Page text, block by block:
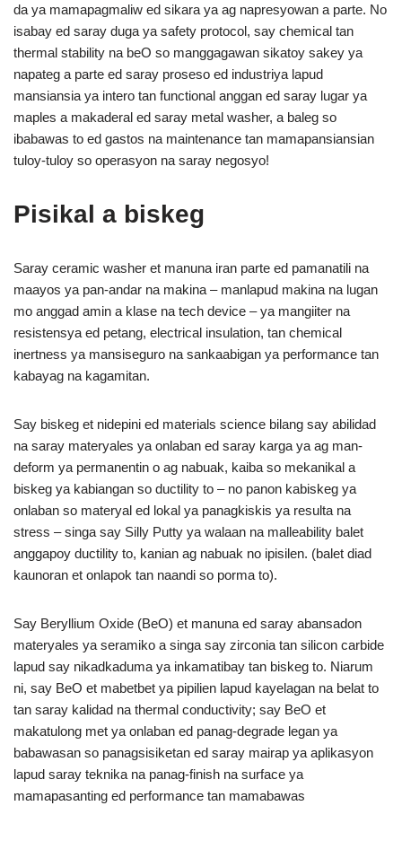
da ya mamapagmaliw ed sikara ya ag napresyowan a parte. No
isabay ed saray duga ya safety protocol, say chemical tan
thermal stability na beO so manggagawan sikatoy sakey ya
napateg a parte ed saray proseso ed industriya lapud
mansiansia ya intero tan functional anggan ed saray lugar ya
maples a makaderal ed saray metal washer, a baleg so
ibabawas to ed gastos na maintenance tan mamapansiansian
tuloy-tuloy so operasyon na saray negosyo!
Pisikal a biskeg
Saray ceramic washer et manuna iran parte ed pamanatili na
maayos ya pan-andar na makina – manlapud makina na lugan
mo anggad amin a klase na tech device – ya mangiiter na
resistensya ed petang, electrical insulation, tan chemical
inertness ya mansiseguro na sankaabigan ya performance tan
kabayag na kagamitan.
Say biskeg et nidepini ed materials science bilang say abilidad
na saray materyales ya onlaban ed saray karga ya ag man-
deform ya permanentin o ag nabuak, kaiba so mekanikal a
biskeg ya kabiangan so ductility to – no panon kabiskeg ya
onlaban so materyal ed lokal ya panagkiskis ya resulta na
stress – singa say Silly Putty ya walaan na malleability balet
anggapoy ductility to, kanian ag nabuak no ipisilen. (balet diad
kaunoran et onlapok tan naandi so porma to).
Say Beryllium Oxide (BeO) et manuna ed saray abansadon
materyales ya seramiko a singa say zirconia tan silicon carbide
lapud say nikadkaduma ya inkamatibay tan biskeg to. Niarum
ni, say BeO et mabetbet ya pipilien lapud kayelagan na belat to
tan saray kalidad na thermal conductivity; say BeO et
makatulong met ya onlaban ed panag-degrade legan ya
babawasan so panagsisiketan ed saray mairap ya aplikasyon
lapud saray teknika na panag-finish na surface ya
mamapasanting ed performance tan mamabawas